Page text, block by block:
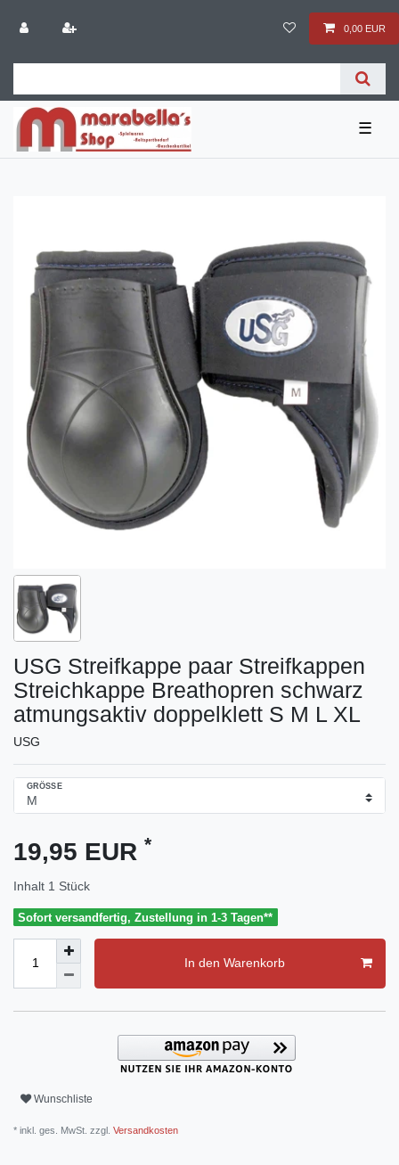
0,00 EUR
☰
USG Streifkappe paar Streifkappen
Streichkappe Breathopren schwarz
atmungsaktiv doppelklett S M L XL
USG
GRÖSSE
19,95 EUR *
Inhalt 1 Stück
Sofort versandfertig, Zustellung in 1-3 Tagen**
In den Warenkorb
Wunschliste
* inkl. ges. MwSt. zzgl. Versandkosten